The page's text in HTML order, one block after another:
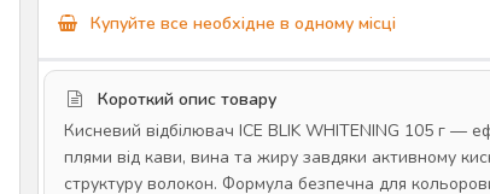
Купуйте все необхідне в одному місці
Короткий опис товару
Кисневий відбілювач ICE BLIK WHITENING 105 г —
плями від кави, вина та жиру завдяки активному
структуру волокон. Формула безпечна для